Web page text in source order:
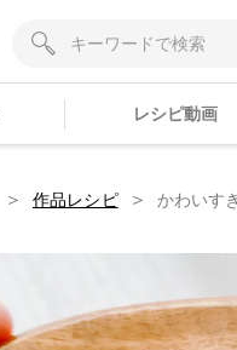
レシピ動画
＞ 作品レシピ ＞ かわいす